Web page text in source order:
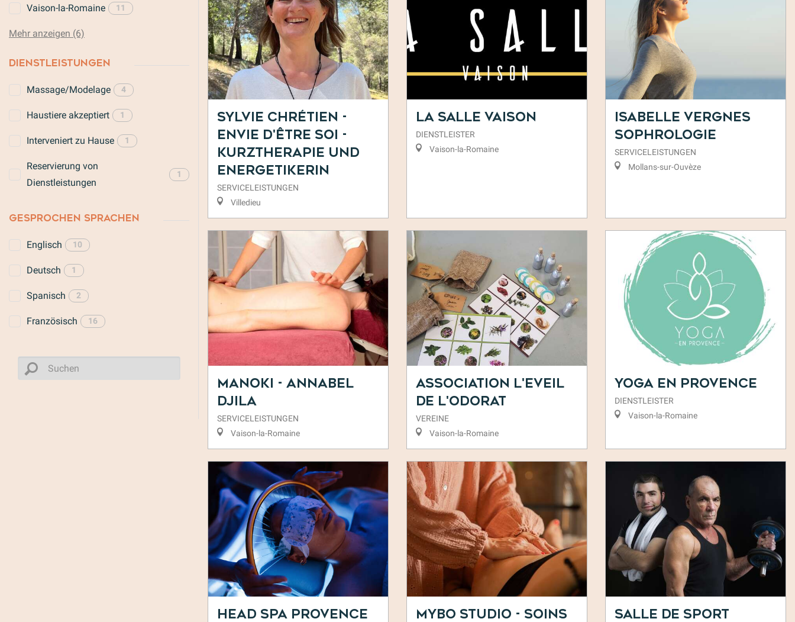
Vaison-la-Romaine 11
Mehr anzeigen (6)
DIENSTLEISTUNGEN
Massage/Modelage 4
Haustiere akzeptiert 1
Interveniert zu Hause 1
Reservierung von
Dienstleistungen
1
GESPROCHEN SPRACHEN
Englisch 10
Deutsch 1
Spanisch 2
Französisch 16
Sylvie Chrétien -
Envie d'Être Soi -
Kurztherapie und
Energetikerin
SERVICELEISTUNGEN
Villedieu
La Salle Vaison
DIENSTLEISTER
Vaison-la-Romaine
Isabelle Vergnes
Sophrologie
SERVICELEISTUNGEN
Mollans-sur-Ouvèze
Manoki - Annabel
Djila
SERVICELEISTUNGEN
Vaison-la-Romaine
Association l'Eveil
de l'Odorat
VEREINE
Vaison-la-Romaine
Yoga en Provence
DIENSTLEISTER
Vaison-la-Romaine
Head Spa Provence
MYBO STUDIO - Soins
Salle de sport